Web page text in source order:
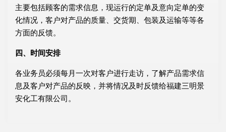
主要包括顾客的需求信息，现运行的定单及意向定单的变
化情况，客户对产品的质量、交货期、包装及运输等等各
方面的反馈。
四、时间安排
各业务员必须每月一次对客户进行走访，了解产品需求信
息及客户对产品的反映，并将情况及时反馈给福建三明景
安化工有限公司。